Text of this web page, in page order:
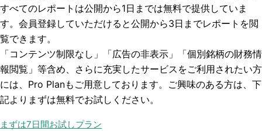
すべてのレポートは公開から1日までは無料で提供していま
す。会員登録していただけると公開から3日までレポートを閲
覧できます。
「コンテンツ制限なし」「広告の非表示」「個別銘柄の財務情
報閲覧」 等含め、さらに充実したサービスをご利用されたい方
には、Pro Planもご用意しております。ご興味のある方は、下
記よりまずは無料でお試しください。
まずは7日間お試しプラン